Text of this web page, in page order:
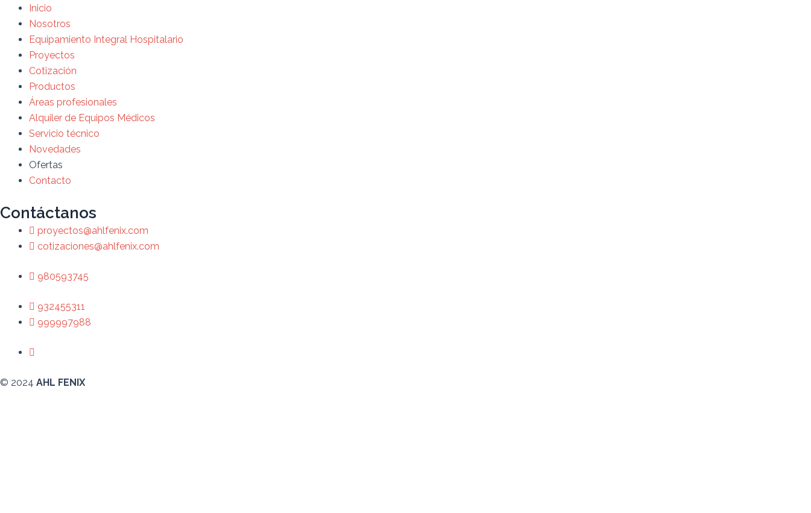
Inicio
Nosotros
Equipamiento Integral Hospitalario
Proyectos
Cotización
Productos
Áreas profesionales
Alquiler de Equipos Médicos
Servicio técnico
Novedades
Ofertas
Contacto
Contáctanos
proyectos@ahlfenix.com
cotizaciones@ahlfenix.com
980593745
932455311
999997988
© 2024 AHL FENIX